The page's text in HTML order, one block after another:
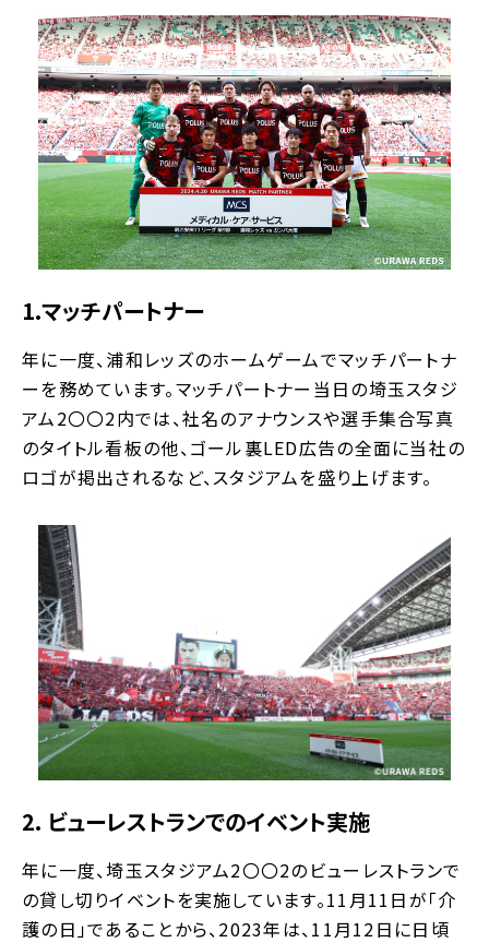
1.マッチパートナー
年に一度、浦和レッズのホームゲームでマッチパートナ
ーを務めています。マッチパートナー当日の埼玉スタジ
アム2〇〇2内では、社名のアナウンスや選手集合写真
のタイトル看板の他、ゴール裏LED広告の全面に当社の
ロゴが掲出されるなど、スタジアムを盛り上げます。
2. ビューレストランでのイベント実施
年に一度、埼玉スタジアム2〇〇2のビューレストランで
の貸し切りイベントを実施しています。11月11日が「介
護の日」であることから、2023年は、11月12日に日頃